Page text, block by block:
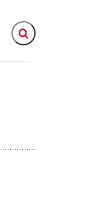
Fold søgefelt ud